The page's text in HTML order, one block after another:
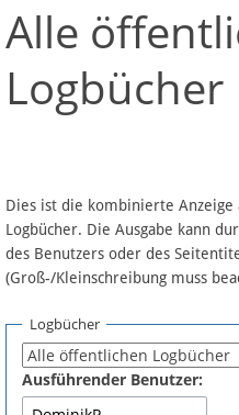
Navigation
Über Lobbypedia
Artikel nach Kategorien
FAQ
Fördermitglied werden
Fehler melden
Alle
Logbücher
Dies ist die kombinierte
Logbücher. Die Ausgabe kann
des Benutzers oder des
(Groß-/Kleinschreibung muss
Logbücher
Ausführender Benutzer: